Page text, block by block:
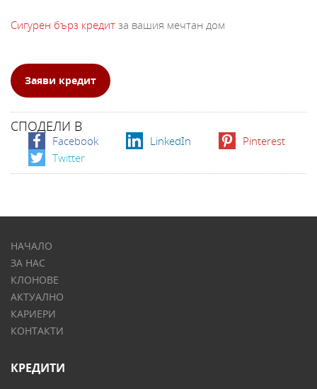
Сигурен бърз кредит за вашия мечтан дом
Заяви кредит
СПОДЕЛИ В
Facebook LinkedIn
Pinterest
Twitter
НАЧАЛО
ЗА НАС
КЛОНОВЕ
АКТУАЛНО
КАРИЕРИ
КОНТАКТИ
КРЕДИТИ